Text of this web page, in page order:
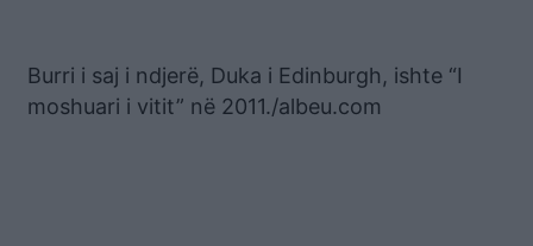
Burri i saj i ndjerë, Duka i Edinburgh, ishte “I
moshuari i vitit” në 2011./albeu.com